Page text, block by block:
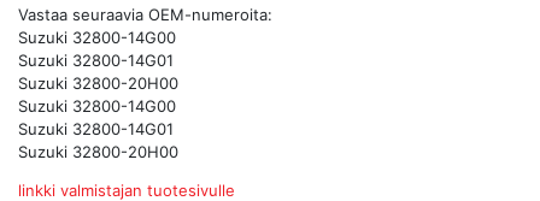
Vastaa seuraavia OEM-numeroita:
Suzuki 32800-14G00
Suzuki 32800-14G01
Suzuki 32800-20H00
Suzuki 32800-14G00
Suzuki 32800-14G01
Suzuki 32800-20H00
linkki valmistajan tuotesivulle